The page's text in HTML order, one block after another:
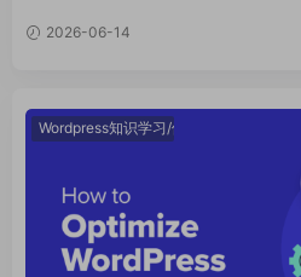
2026-06-14
Wordpress知识学习/使用技巧